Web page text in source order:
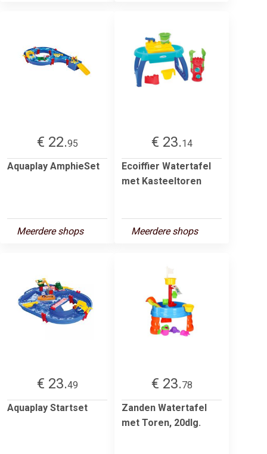
€ 22.95
Aquaplay AmphieSet
Meerdere shops
€ 23.14
Ecoiffier Watertafel
met Kasteeltoren
Meerdere shops
€ 23.49
Aquaplay Startset
€ 23.78
Zanden Watertafel
met Toren, 20dlg.